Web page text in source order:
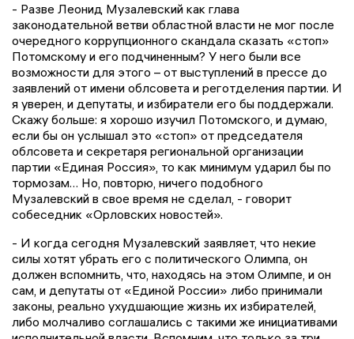
- Разве Леонид Музалевский как глава
законодательной ветви областной власти не мог после
очередного коррупционного скандала сказать «стоп»
Потомскому и его подчиненным? У него были все
возможности для этого – от выступлений в прессе до
заявлений от имени облсовета и реготделения партии. И
я уверен, и депутаты, и избиратели его бы поддержали.
Скажу больше: я хорошо изучил Потомского, и думаю,
если бы он услышал это «стоп» от председателя
облсовета и секретаря региональной организации
партии «Единая Россия», то как минимум ударил бы по
тормозам… Но, повторю, ничего подобного
Музалевский в свое время не сделал, - говорит
собеседник «Орловских новостей».
- И когда сегодня Музалевский заявляет, что некие
силы хотят убрать его с политического Олимпа, он
должен вспомнить, что, находясь на этом Олимпе, и он
сам, и депутаты от «Единой России» либо принимали
законы, реально ухудшающие жизнь их избирателей,
либо молчаливо соглашались с такими же инициативами